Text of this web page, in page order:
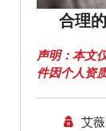
合理
声明：本文
件因个人资
艾